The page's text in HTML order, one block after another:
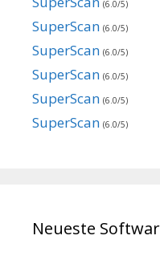
(6.0/5)
SuperScan (6.0/5)
SuperScan (6.0/5)
SuperScan (6.0/5)
SuperScan (6.0/5)
SuperScan (6.0/5)
Neueste